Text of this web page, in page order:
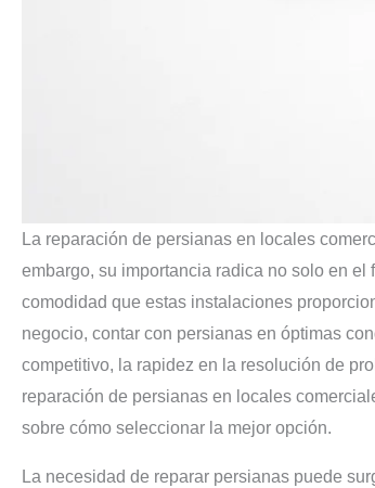
La reparación de persianas en locales
embargo, su importancia radica no solo en
comodidad que estas instalaciones
negocio, contar con persianas en óptimas
competitivo, la rapidez en la resolución de
reparación de persianas en locales
sobre cómo seleccionar la mejor opción.
La necesidad de reparar persianas puede